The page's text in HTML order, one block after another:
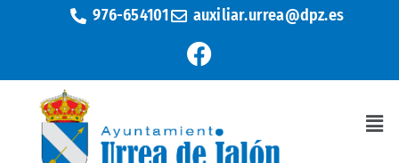
976-654101 auxiliar.urrea@dpz.es